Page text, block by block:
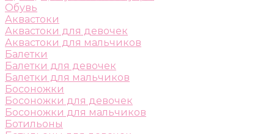
Обувь
Аквастоки
Аквастоки для девочек
Аквастоки для мальчиков
Балетки
Балетки для девочек
Балетки для мальчиков
Босоножки
Босоножки для девочек
Босоножки для мальчиков
Ботильоны